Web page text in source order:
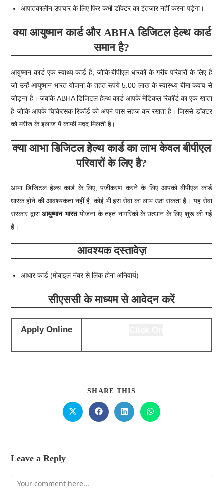
आपातकालीन उपचार के लिए फिर कभी डॉक्टर का इंतजार नहीं करना पड़ेगा।
क्या आयुष्मान कार्ड और ABHA डिजिटल हेल्थ कार्ड
समान है?
आयुष्मान कार्ड एक स्वाथ्य कार्ड है, जोकि बीपीएल धारकों के गरीब परिवारों के लिए है
जो उन्हें आयुष्‍मान भारत योजना के तहत रूपये 5.00 लाख के स्‍वास्‍थ्‍य बीमा कवच से
जोड़ना है। जबकि ABHA डिजिटल हेल्थ कार्ड आपके मेडिकल रिकॉर्ड का एक खाता
है जोकि आपके चिकित्सक रिकॉर्ड को अपने पास सहज कर रखता है। जिससे डॉक्टर
को मरीज के इलाज में काफी मदद मिलती है।
क्या आभा डिजिटल हेल्थ कार्ड का लाभ केवल बीपीएल
परिवारों के लिए है?
आभा डिजिटल हेल्थ कार्ड के लिए, पंजीकरण करने के लिए आपको बीपीएल कार्ड
धारक होने की आवश्यकता नहीं है, कोई भी इस सेवा का लाभ उठा सकता है। यह सेवा
सरकार द्वाराआयुष्मान भारतयोजना के तहत नागरिकों के उत्थान के लिए शुरू की गई
है।
आवश्यक दस्तावेज़
आधार कार्ड (मोबाइल नंबर से लिंक होना अनिवार्य)
सीएससी के माध्यम से आवेदन करें
Apply Online
SHARE THIS
Leave a Reply